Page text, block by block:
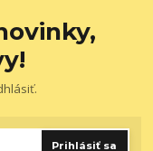
Prihlásiť sa